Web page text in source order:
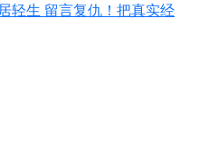
轻生 留言复仇！把真实经